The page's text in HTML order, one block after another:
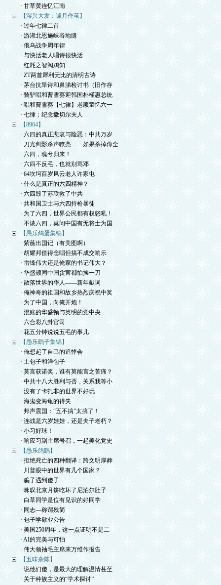
· 甘草黄连忆江南
【湿兴大发：噱月作茧】
· 过年七律二首
· 游湖北恩施峡谷地缝
· 俄乌战争周年律
· 与快活老人唱诗很快活
· 红耗之智阉鸡知
· ZT两首犀利无比的清明古诗
· 茅台抗旱诗和鼻涕检讨书（旧作存
· 骑驴唱和曹雪葵迎韩国朴槿惠总统
· 唱和曹雪葵【七律】老顽童忆六一
· 七律：纪念撒切尔夫人
【8964】
· 六四的真正悲哀与险恶：中共万岁
· 刀光剑影杀声嘹亮——如果杀掉你全
· 六四，魂兮归来！
· 六四不反毛，也就别骂邓
· 64坎坷百岁风云老人许家屯
· 什么是真正的六四精神？
· 六四毁了苏联救了中共
· 共和国卫士与六四持枪暴徒
· 为了六四，世界公民都有权怒吼！
· 不谈六四，莫问中国有无将士为国
【愚乐鸽蛋集锦】
· 紫薇出国记（有美图啊）
· 胡耀邦值得念唱但搞不成交响乐
· 雷锋伟大还是俺家的书记伟大？
· 华盛顿同中国贪官都怕挨一刀
· 散落世界的华人——新年献词
· 俺神奇的祖国和故乡热烈庆祝中奖
· 为了中国，向俺开炮！
· 混账的华盛顿与英明的党中央
· 六合彩八卦官司
· 花五分钟说说五毛的事儿
【愚乐鹞子集锦】
· 俺想起了自己的追悼会
· 土包子和洋包子
· 莫言获诺奖，谁有莫能言之苦痛？
· 中共十八大胜利与否，关系我等小
· 没有了卡扎非的世界不好玩
· 海鬼变海龟的得失
· 邦声震国：“五不搞”太搞了！
· 连战是六岁娃娃，还是夫子老朽？
· 小习好球！
· 响应习副主席号召，一起美化党史
【愚乐鸽鹞】
· 拒绝死亡的四种翻译：跨文明厚葬
· 川普眼中的世界有几个国家？
· 骗子遇到傻子
· 咏叹北京月饼吃坏了尼泊尔肚子
· 白草同学是位有见识的好同学
· 同志—称谓残简
· 包子学歇业公告
· 美国250周年，这一点证明不是二
· AI的完美与可怕
· 伟大领袖毛主席来万维作报告
【五味杂陈】
· 说他们傻，是最大的理解温情甚至
· 关于种族主义的“学术探讨”